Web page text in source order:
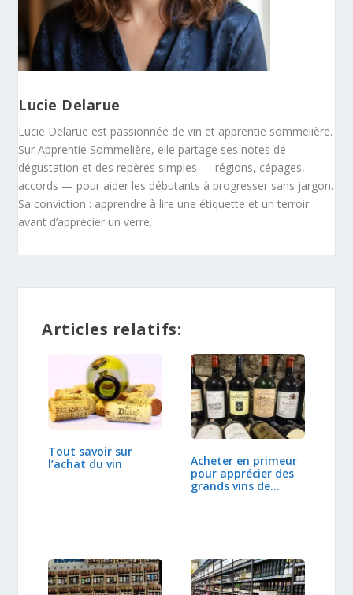
Lucie Delarue
Lucie Delarue est passionnée de vin et apprentie sommelière.
Sur Apprentie Sommelière, elle partage ses notes de
dégustation et des repères simples — régions, cépages,
accords — pour aider les débutants à progresser sans jargon.
Sa conviction : apprendre à lire une étiquette et un terroir
avant d’apprécier un verre.
Articles relatifs:
Tout savoir sur
l’achat du vin
Acheter en primeur
pour apprécier des
grands vins de…